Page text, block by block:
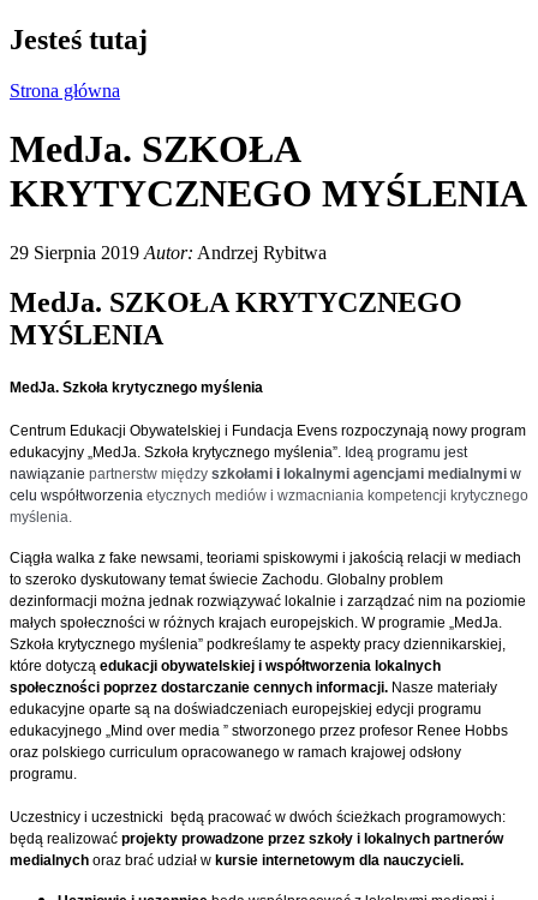
Jesteś tutaj
Strona główna
MedJa. SZKOŁA
KRYTYCZNEGO MYŚLENIA
29 Sierpnia 2019 Autor: Andrzej Rybitwa
MedJa. SZKOŁA KRYTYCZNEGO
MYŚLENIA
MedJa. Szkoła krytycznego myślenia
Centrum Edukacji Obywatelskiej i Fundacja Evens rozpoczynają nowy program
edukacyjny „MedJa. Szkoła krytycznego myślenia”. Ideą programu jest
nawiązanie partnerstw między szkołami i lokalnymi agencjami medialnymi w
celu współtworzenia etycznych mediów i wzmacniania kompetencji krytycznego
myślenia.
Ciągła walka z fake newsami, teoriami spiskowymi i jakością relacji w mediach
to szeroko dyskutowany temat świecie Zachodu. Globalny problem
dezinformacji można jednak rozwiązywać lokalnie i zarządzać nim na poziomie
małych społeczności w różnych krajach europejskich. W programie „MedJa.
Szkoła krytycznego myślenia” podkreślamy te aspekty pracy dziennikarskiej,
które dotyczą edukacji obywatelskiej i współtworzenia lokalnych
społeczności poprzez dostarczanie cennych informacji. Nasze materiały
edukacyjne oparte są na doświadczeniach europejskiej edycji programu
edukacyjnego „Mind over media ” stworzonego przez profesor Renee Hobbs
oraz polskiego curriculum opracowanego w ramach krajowej odsłony
programu.
Uczestnicy i uczestnicki będą pracować w dwóch ścieżkach programowych:
będą realizować projekty prowadzone przez szkoły i lokalnych partnerów
medialnych oraz brać udział w kursie internetowym dla nauczycieli.